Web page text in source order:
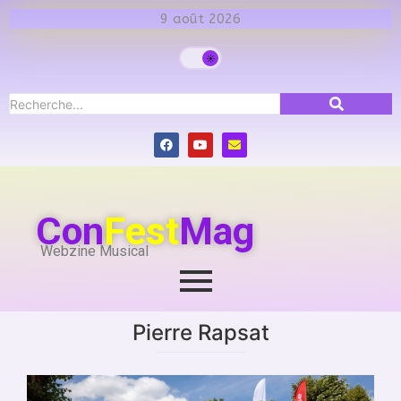
9 août 2026
ConFestMag
Webzine Musical
Pierre Rapsat